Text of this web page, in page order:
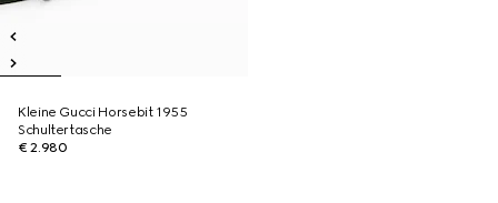
Kleine Gucci Horsebit 1955
Schultertasche
€ 2.980